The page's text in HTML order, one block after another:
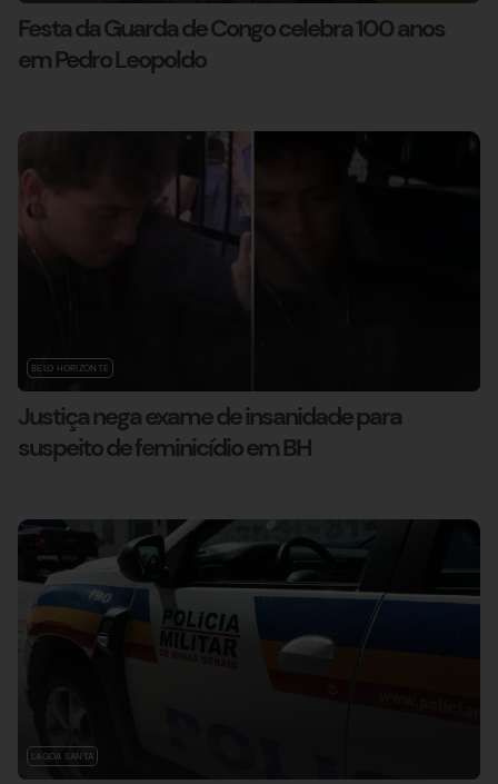
Festa da Guarda de Congo celebra 100 anos
em Pedro Leopoldo
BELO HORIZONTE
Justiça nega exame de insanidade para
suspeito de feminicídio em BH
LAGOA SANTA